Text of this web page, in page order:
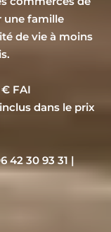
une famille
de vie à moins
FAI
dans le prix
42 30 93 31 |